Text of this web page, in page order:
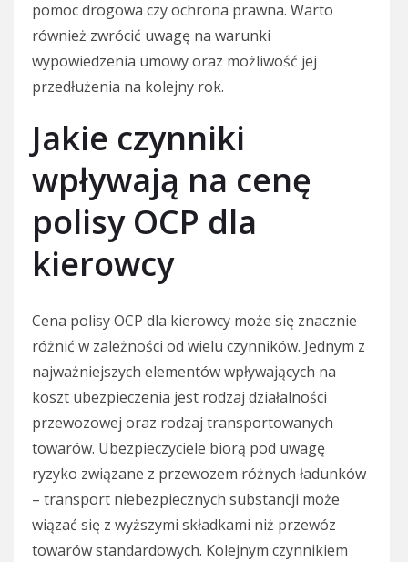
pomoc drogowa czy ochrona prawna. Warto
również zwrócić uwagę na warunki
wypowiedzenia umowy oraz możliwość jej
przedłużenia na kolejny rok.
Jakie czynniki
wpływają na cenę
polisy OCP dla
kierowcy
Cena polisy OCP dla kierowcy może się znacznie
różnić w zależności od wielu czynników. Jednym z
najważniejszych elementów wpływających na
koszt ubezpieczenia jest rodzaj działalności
przewozowej oraz rodzaj transportowanych
towarów. Ubezpieczyciele biorą pod uwagę
ryzyko związane z przewozem różnych ładunków
– transport niebezpiecznych substancji może
wiązać się z wyższymi składkami niż przewóz
towarów standardowych. Kolejnym czynnikiem